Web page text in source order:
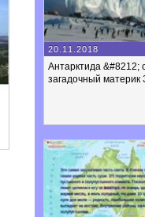
20.11.2018
Антарктида &#8212;
загадочный материк